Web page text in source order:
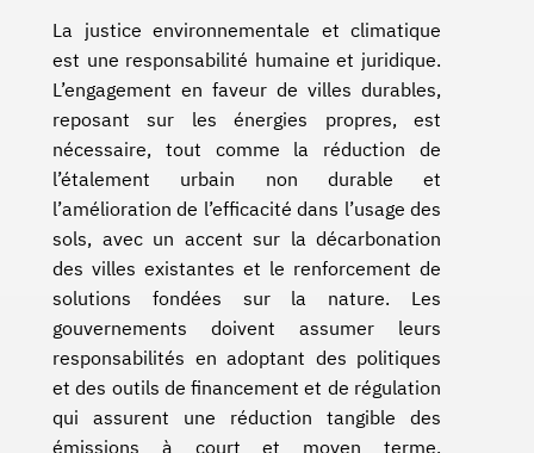
La justice environnementale et climatique
est une responsabilité humaine et juridique.
L’engagement en faveur de villes durables,
reposant sur les énergies propres, est
nécessaire, tout comme la réduction de
l’étalement urbain non durable et
l’amélioration de l’efficacité dans l’usage des
sols, avec un accent sur la décarbonation
des villes existantes et le renforcement de
solutions fondées sur la nature. Les
gouvernements doivent assumer leurs
responsabilités en adoptant des politiques
et des outils de financement et de régulation
qui assurent une réduction tangible des